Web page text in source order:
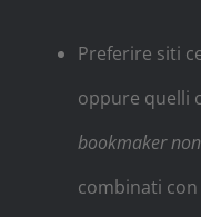
Preferire siti
oppure quelli
bookmaker
combinati con